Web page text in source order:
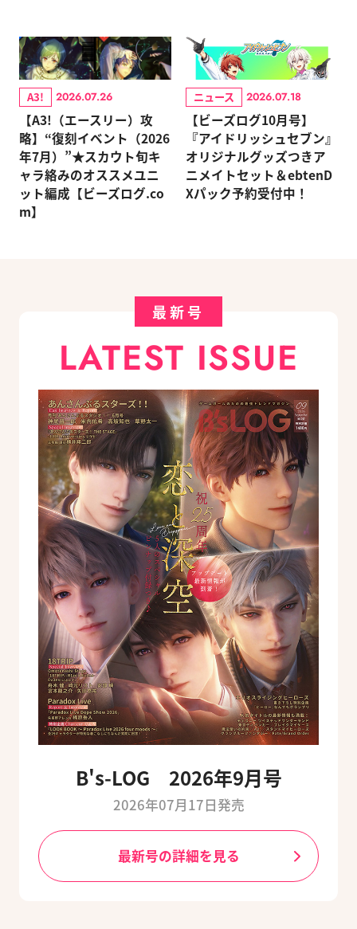
A3! 2026.07.26
【A3!（エースリー）攻
略】“復刻イベント（2026
年7月）”★スカウト旬キ
ャラ絡みのオススメユニ
ット編成【ビーズログ.co
m】
ニュース 2026.07.18
【ビーズログ10月号】
『アイドリッシュセブン』
オリジナルグッズつきア
ニメイトセット＆ebtenD
Xパック予約受付中！
最新号
LATEST ISSUE
B's-LOG 2026年9月号
2026年07月17日発売
最新号の詳細を見る